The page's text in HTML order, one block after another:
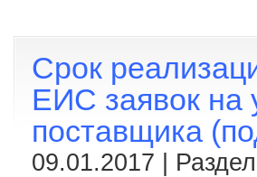
Срок
ЕИС заявок на
поставщика
09.01.2017 |